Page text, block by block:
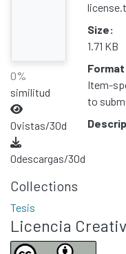
0%
similitud
0vistas/30d
0descargas/30d
Size:
1.71 KB
Item-
to
Collections
Tesis
Licencia